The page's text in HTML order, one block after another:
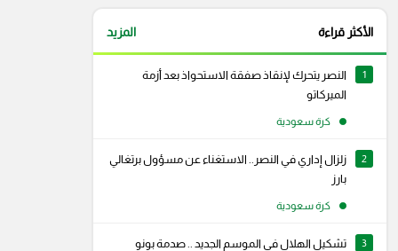
الأكثر قراءة المزيد
1
النصر يتحرك لإنقاذ صفقة الاستحواذ بعد أزمة
الميركاتو
كرة سعودية
2
زلزال إداري في النصر.. الاستغناء عن مسؤول برتغالي
بارز
كرة سعودية
3
تشكيل الهلال في الموسم الجديد .. صدمة بونو